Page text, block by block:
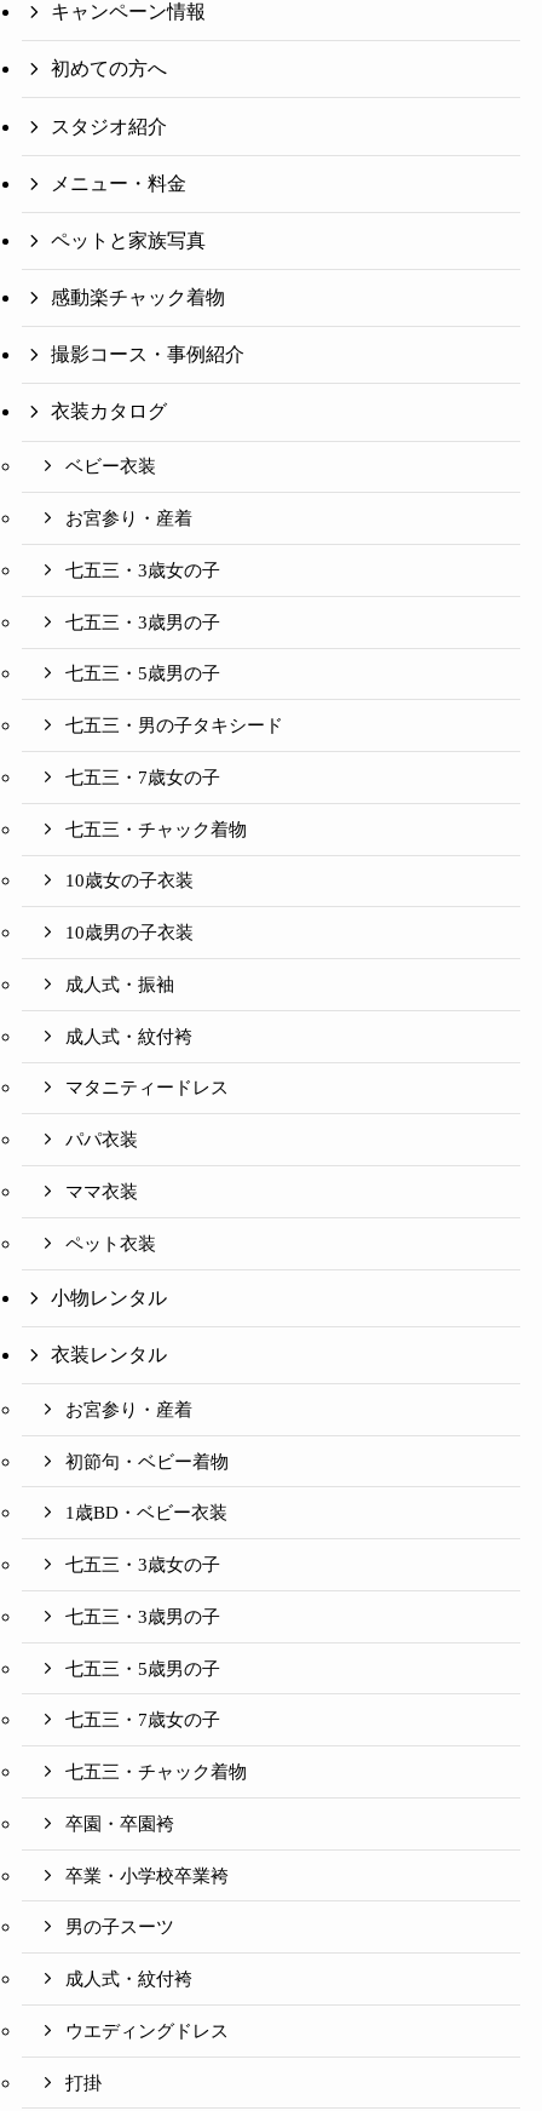
キャンペーン情報
初めての方へ
スタジオ紹介
メニュー・料金
ペットと家族写真
感動楽チャック着物
撮影コース・事例紹介
衣装カタログ
ベビー衣装
お宮参り・産着
七五三・3歳女の子
七五三・3歳男の子
七五三・5歳男の子
七五三・男の子タキシード
七五三・7歳女の子
七五三・チャック着物
10歳女の子衣装
10歳男の子衣装
成人式・振袖
成人式・紋付袴
マタニティードレス
パパ衣装
ママ衣装
ペット衣装
小物レンタル
衣装レンタル
お宮参り・産着
初節句・ベビー着物
1歳BD・ベビー衣装
七五三・3歳女の子
七五三・3歳男の子
七五三・5歳男の子
七五三・7歳女の子
七五三・チャック着物
卒園・卒園袴
卒業・小学校卒業袴
男の子スーツ
成人式・紋付袴
ウエディングドレス
打掛